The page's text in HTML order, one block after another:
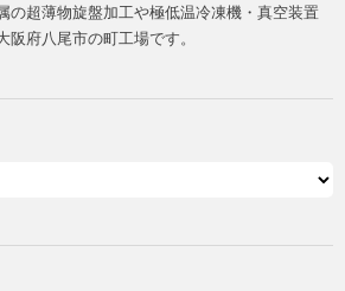
の超薄物旋盤加工や極低温冷凍機・真空装置
府八尾市の町工場です。